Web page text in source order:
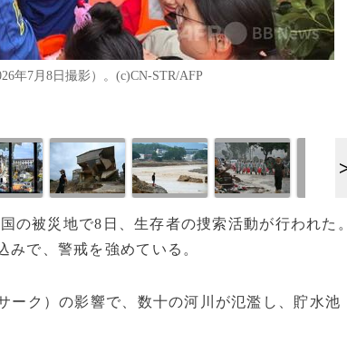
年7月8日撮影）。(c)CN-STR/AFP
の被災地で8日、生存者の捜索活動が行われた。
で、警戒を強めている。
ーク）の影響で、数十の河川が氾濫し、貯水池